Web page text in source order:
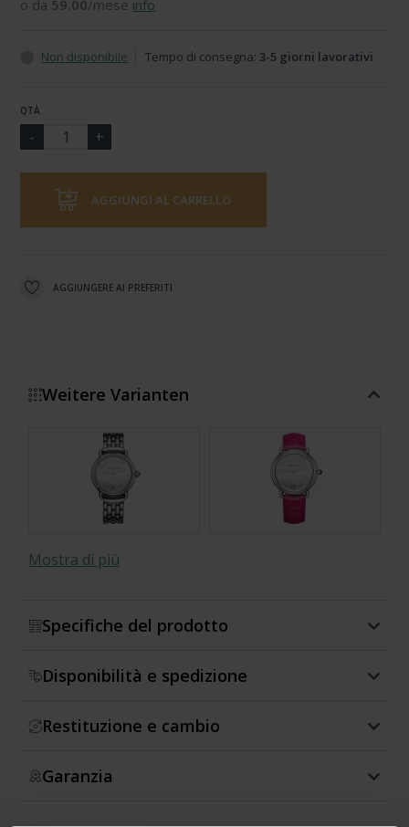
o da 59.00/mese info
Non disponibile Tempo di consegna: 3-5 giorni lavorativi
QTÀ
AGGIUNGI AL CARRELLO
AGGIUNGERE AI PREFERITI
Weitere Varianten
Mostra di più
Specifiche del prodotto
Disponibilità e spedizione
Restituzione e cambio
Garanzia